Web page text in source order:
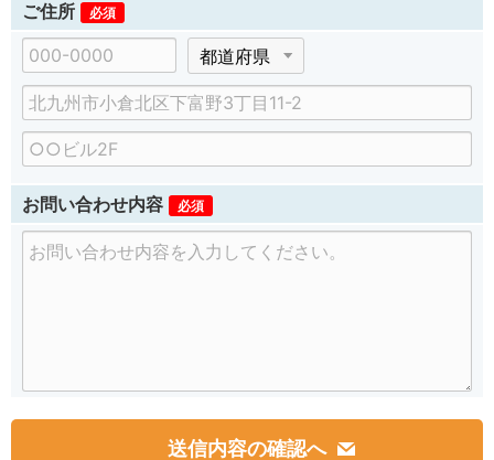
ご住所 必須
郵
便
番
号
都
道
府
県
市
区
町
、
番
地
建
物
名
お問い合わせ内容 必須